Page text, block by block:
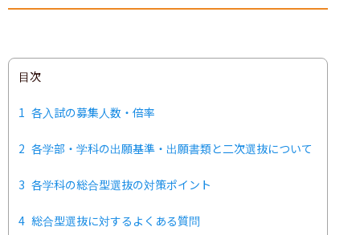
目次
1 各入試の募集人数・倍率
2 各学部・学科の出願基準・出願書類と二次選抜について
3 各学科の総合型選抜の対策ポイント
4 総合型選抜に対するよくある質問